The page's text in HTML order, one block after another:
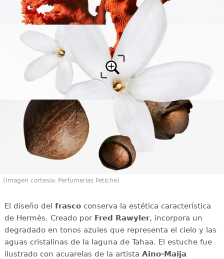
(Imagen cortesía: Perfumerías Fetiche)
El diseño del frascoconserva la estética característica
de Hermès. Creado por Fred Rawyler, incorpora un
degradado en tonos azules que representa el cielo y las
aguas cristalinas de la laguna de Tahaa. El estuche fue
ilustrado con acuarelas de la artista Aino-Maija